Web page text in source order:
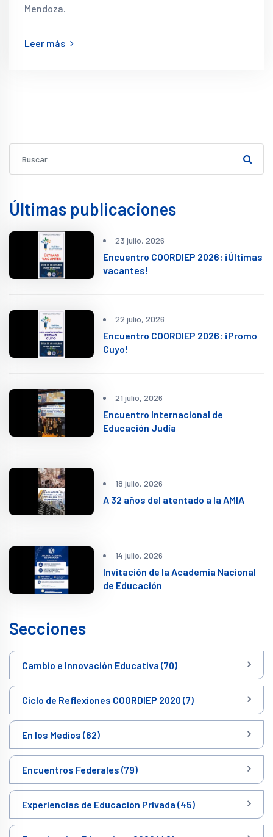
Mendoza.
Leer más
Últimas publicaciones
23 julio, 2026
Encuentro COORDIEP 2026: ¡Últimas
vacantes!
22 julio, 2026
Encuentro COORDIEP 2026: ¡Promo
Cuyo!
21 julio, 2026
Encuentro Internacional de
Educación Judía
18 julio, 2026
A 32 años del atentado a la AMIA
14 julio, 2026
Invitación de la Academia Nacional
de Educación
Secciones
Cambio e Innovación Educativa (70)
Ciclo de Reflexiones COORDIEP 2020 (7)
En los Medios (62)
Encuentros Federales (79)
Experiencias de Educación Privada (45)